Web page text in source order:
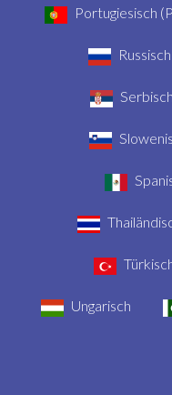
Portugiesisch
Russisch
Serbisch
Ungarisch